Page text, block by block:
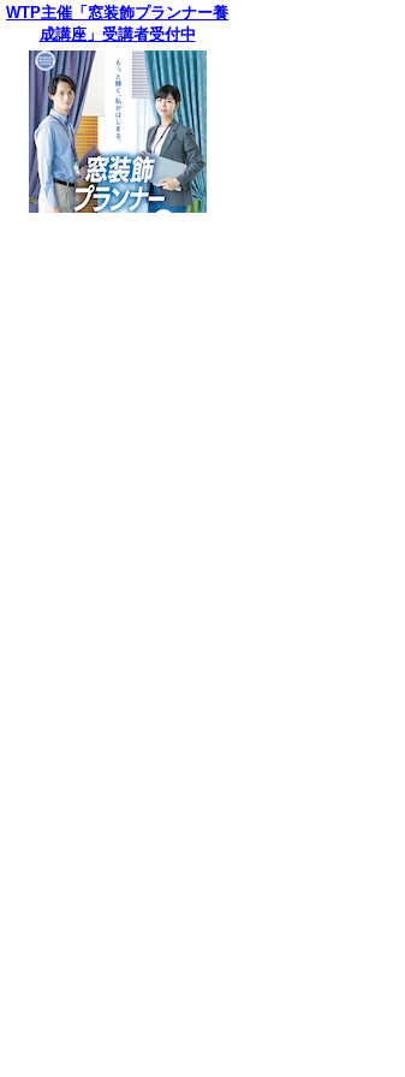
WTP主催「窓装飾プランナー養
成講座」受講者受付中